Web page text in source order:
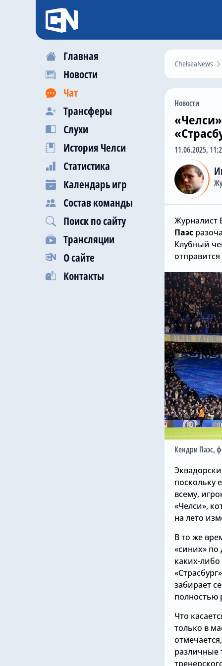
Главная
Новости
Чат
Трансферы
Слухи
История Челси
Статистика
Календарь игр
Состав команды
Поиск по сайту
Трансляции
О сайте
Контакты
ChelseaNews
Новости
11.06.2025,
Журналист
Паэс
Клубный
Кендри Паэс,
поскольку
всему,
«Челси»,
на лето
В то же
«синих»
каких-
забирает
полностью
Что
только в
различные